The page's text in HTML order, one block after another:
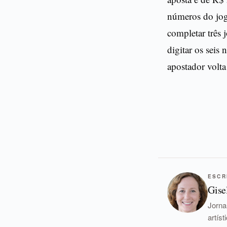
números do
completar três
digitar os seis
apostador